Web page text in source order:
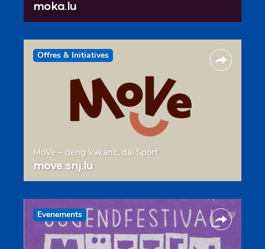
moka.lu
Offres & Initiatives
MoVe – deng Vakanz, däi Sport
move.snj.lu
Evenements